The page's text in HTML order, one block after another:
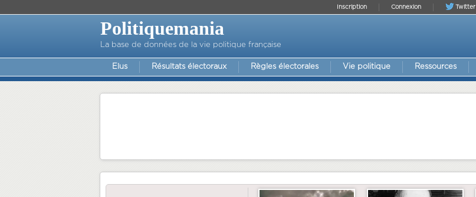
Twitter
Connexion
Inscription
Politiquemania
La base de données de la vie politique française
Elus Résultats électoraux Règles électorales Vie politique Ressources